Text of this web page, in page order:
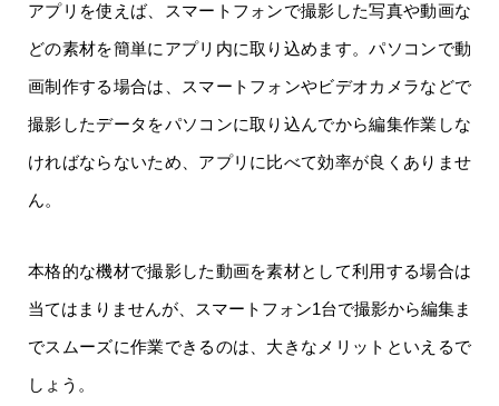
アプリを使えば、スマートフォンで撮影した写真や動画な
どの素材を簡単にアプリ内に取り込めます。パソコンで動
画制作する場合は、スマートフォンやビデオカメラなどで
撮影したデータをパソコンに取り込んでから編集作業しな
ければならないため、アプリに比べて効率が良くありませ
ん。
本格的な機材で撮影した動画を素材として利用する場合は
当てはまりませんが、スマートフォン1台で撮影から編集ま
でスムーズに作業できるのは、大きなメリットといえるで
しょう。